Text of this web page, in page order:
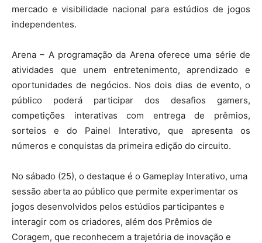
mercado e visibilidade nacional para estúdios de jogos
independentes.
Arena – A programação da Arena oferece uma série de
atividades que unem entretenimento, aprendizado e
oportunidades de negócios. Nos dois dias de evento, o
público poderá participar dos desafios gamers,
competições interativas com entrega de prêmios,
sorteios e do Painel Interativo, que apresenta os
números e conquistas da primeira edição do circuito.
No sábado (25), o destaque é o Gameplay Interativo, uma
sessão aberta ao público que permite experimentar os
jogos desenvolvidos pelos estúdios participantes e
interagir com os criadores, além dos Prêmios de
Coragem, que reconhecem a trajetória de inovação e